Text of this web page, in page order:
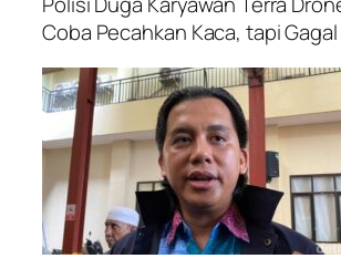
Coba Pecahkan Kaca, tapi Gagal